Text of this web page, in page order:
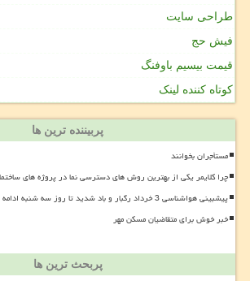
طراحی سایت
فیش حج
قیمت بیسیم باوفنگ
کوتاه کننده لینک
پربیننده ترین ها
مستأجران بخوانند
چرا کلایمر یکی از بهترین روش های دسترسی نما در پروژه های
پیشبینی هواشناسی 3 خرداد رگبار و باد شدید تا روز سه شنبه ادامه دارد
خبر خوش برای متقاضیان مسکن مهر
پربحث ترین ها